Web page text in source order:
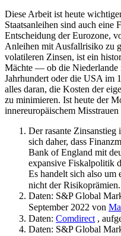
Diese Arbeit ist heute
Staatsanleihen sind auch eine
Entscheidung der Eurozone,
Anleihen mit Ausfallrisiko zu
volatileren Zinsen, ist ein
Mächte — ob die Niederlande
Jahrhundert oder die USA im
alles daran, die Kosten der
zu minimieren. Ist heute der
innereuropäischem
Der rasante
sich daher, dass
Bank of England mit
expansive Fiskalpolitik
Es handelt sich also um
nicht der Risikoprämien.
Daten: S&P Global
September 2022 von
Daten: Comdirect ,
Daten: S&P Global